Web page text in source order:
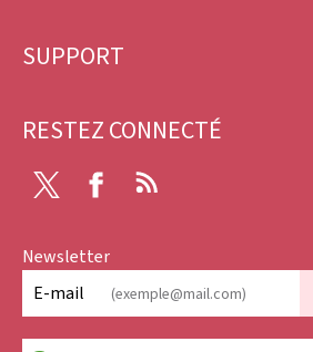
page
SUPPORT
RESTEZ CONNECTÉ
Facebook
Newsletter
E-mail